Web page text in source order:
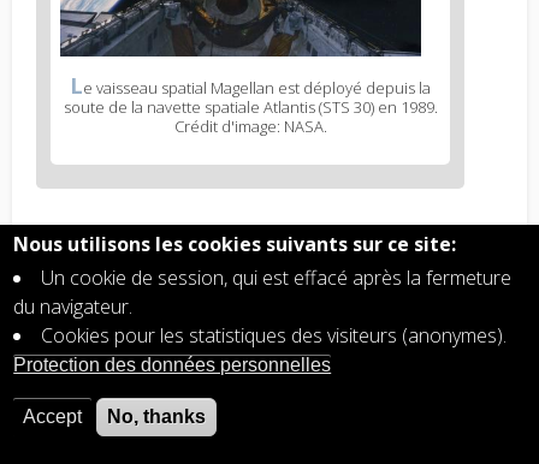
Le vaisseau spatial Magellan est déployé depuis la
soute de la navette spatiale Atlantis (STS 30) en 1989.
Crédit d'image: NASA.
Encyclopedia category
Aéronomie planétaire
Read more?
atmosphères, compétences nécessaires
Atmosphère de Vénus, histoire d'une découverte
Nous utilisons les cookies suivants sur ce site:
Un cookie de session, qui est effacé après la fermeture
du navigateur.
Cookies pour les statistiques des visiteurs (anonymes).
Protection des données personnelles
Accept No, thanks